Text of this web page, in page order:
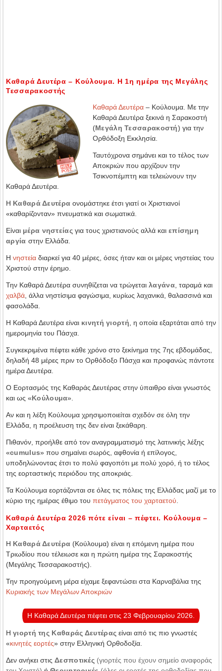
Καθαρά Δευτέρα – Κούλουμα. Η 1η ημέρα της Μεγάλης
Τεσσαρακοστής
Καθαρά Δευτέρα – Κούλουμα. Με την
Καθαρά Δευτέρα ξεκινά η Σαρακοστή
(Μεγάλη Τεσσαρακοστή) για την
Ορθόδοξη Εκκλησία.
Ταυτόχρονα σημάνει και το τέλος των
Αποκριών που αρχίζουν την
Τσικνοπέμπτη και τελειώνουν την
Καθαρά Δευτέρα.
Η Καθαρά Δευτέρα ονομάστηκε έτσι γιατί οι Χριστιανοί
«καθαρίζονταν» πνευματικά και σωματικά.
Είναι μέρα νηστείαςγια τους χριστιανούς αλλά και επίσημη
αργία στην Ελλάδα.
Η νηστεία διαρκεί για 40 μέρες, όσες ήταν και οι μέρες νηστείας του
Χριστού στην έρημο.
Την Καθαρά Δευτέρα συνηθίζεται να τρώγεται λαγάνα, ταραμά και
χαλβά , άλλα νηστίσιμα φαγώσιμα, κυρίως λαχανικά, θαλασσινά και
φασολάδα.
Η Καθαρά Δευτέρα είναι κινητή γιορτή , η οποία εξαρτάται από την
ημερομηνία του Πάσχα.
Συγκεκριμένα πέφτει κάθε χρόνο στο ξεκίνημα της 7ης εβδομάδας,
δηλαδή 48 μέρες πριν το Ορθόδοξο Πάσχα και προφανώς πάντοτε
ημέρα Δευτέρα.
Ο Εορτασμός της Καθαράς Δευτέρας στην ύπαιθρο είναι γνωστός
και ως «Κούλουμα».
Αν και η λέξη Κούλουμα χρησιμοποιείται σχεδόν σε όλη την
Ελλάδα, η προέλευση της δεν είναι ξεκάθαρη.
Πιθανόν, προήλθε από τον αναγραμματισμό της λατινικής λέξης
«cumulus» που σημαίνει σωρός, αφθονία ή επίλογος,
υποδηλώνοντας έτσι το πολύ φαγοπότι με πολύ χορό, ή το τέλος
της εορταστικής περιόδου της αποκριάς.
Τα Κούλουμα εορτάζονται σε όλες τις πόλεις της Ελλάδας μαζί με το
κύριο της ημέρας έθιμο του πετάγματος του χαρταετού
Καθαρά Δευτέρα 2026 πότε είναι – πέφτει. Κούλουμα –
Χαρταετός
Η Καθαρά Δευτέρα (Κούλουμα) είναι η επόμενη ημέρα που
Τριωδίου που τέλειωσε και η πρώτη ημέρα της Σαρακοστής
(Μεγάλης Τεσσαρακοστής).
Την προηγούμενη μέρα είχαμε ξεφαντώσει στα Καρναβάλια της
Κυριακής των Μεγάλων Αποκριών
Η Καθαρά Δευτέρα πέφτει στις 23 Φεβρουαρίου 2026.
Η γιορτή της Καθαράς Δευτέρας είναι από τις πιο γνωστές
«κινητές εορτές» στην Ελληνική Ορθοδοξία.
Δεν ανήκει στις Δεσποτικές (γιορτές που έχουν σημείο αναφοράς